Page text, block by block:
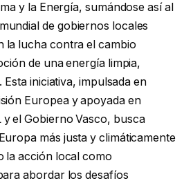
y la Energía, sumándose así al
de gobiernos locales
la lucha contra el cambio
de una energía limpia,
iniciativa, impulsada en
Europea y apoyada en
y el Gobierno Vasco, busca
más justa y climáticamente
la acción local como
abordar los desafíos